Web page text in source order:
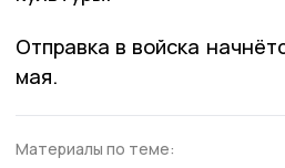
Отправка в войска
мая.
Материалы по теме: